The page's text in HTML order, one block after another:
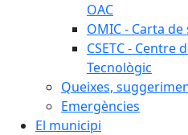
OAC
OMIC - Carta
CSETC - Centre
Tecnològic
Queixes,
Emergències
El municipi